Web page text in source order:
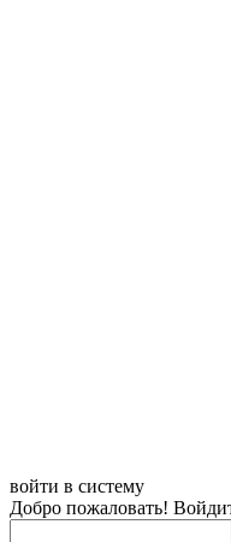
войти в систему
Добро пожаловать!